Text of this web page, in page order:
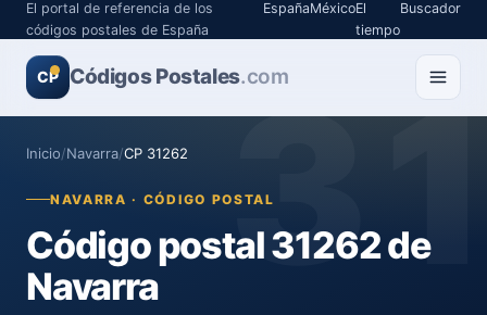
El portal de referencia de los
códigos postales de España
EspañaMéxicoEl
tiempo
Buscador
CP Códigos Postales.com
Inicio/Navarra/CP 31262
NAVARRA · CÓDIGO POSTAL
Código postal 31262 de
Navarra